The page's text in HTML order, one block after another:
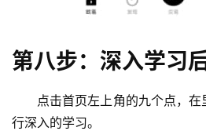
第八步：深入学习
点击首页左上角的九个点，
行深入的学习。